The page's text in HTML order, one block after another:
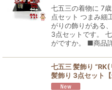
七五三の着物に 7
点セット つまみ細
がりの飾りがある
3点セットです。
がですか。 ■商品
七五三 髪飾り
髪飾り 3点セット【